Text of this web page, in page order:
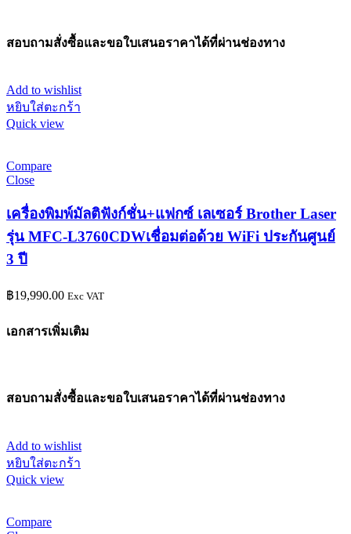
สอบถามสั่งซื้อและขอใบเสนอราคาได้ที่ผ่านช่องทาง
Add to wishlist
หยิบใส่ตะกร้า
Quick view
Compare
Close
เครื่องพิมพ์มัลติฟังก์ชั่น+แฟกซ์ เลเซอร์ Brother Laser
รุ่น MFC-L3760CDWเชื่อมต่อด้วย WiFi ประกันศูนย์
3 ปี
฿19,990.00 Exc VAT
เอกสารเพิ่มเติม
สอบถามสั่งซื้อและขอใบเสนอราคาได้ที่ผ่านช่องทาง
Add to wishlist
หยิบใส่ตะกร้า
Quick view
Compare